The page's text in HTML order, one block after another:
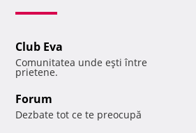
Club Eva
Comunitatea unde eşti între
prietene.
Forum
Dezbate tot ce te preocupă